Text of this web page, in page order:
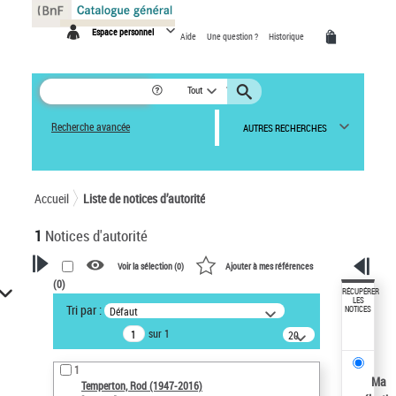
Espace personnel Aide Une question ? Historique
Tout
Recherche avancée AUTRES RECHERCHES
Accueil Liste de notices d’autorité
1 Notices d'autorité
VOTRE RECHERCHE
Recherche avancée dans les
notices d’autorité
Œuvres liées à l'auteur :
Temperton, Rod (1947-2016)
Voir la sélection (0) Ajouter à mes références
(0)
Tri par : Défaut
sur 1
20
résultats/page
1
Temperton, Rod (1947-2016)
RÉCUPÉRER
LES
NOTICES
Ma
Panneau de gestion des cookies